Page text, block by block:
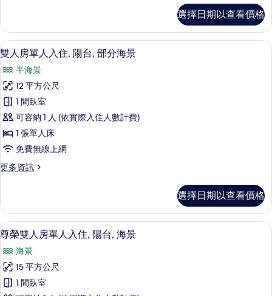
入
住
的
所
有
相
片
雙
人
房
人
入
住
的
詳
情
選擇日期以查看價格
顯
示
雙
人
房
單
人
入
住,
台,
部
分
海
景
的
高級寢具、迷你吧、客房內保險箱、書
6
雙人房單人入住, 陽台, 部分海景
半海景
12 平方公尺
1 間臥室
可容納 1 人 (依實際入住人數計費)
1 張單人床
免費無線上網
更多資訊
更
房
單
人
入
住,
陽
台,
部
選擇日期以查看價格
顯
示
尊
榮
雙
高級寢具、迷你吧、客房內保險箱、書
10
尊榮雙人房單人入住, 陽台, 海景
海景
15 平方公尺
1 間臥室